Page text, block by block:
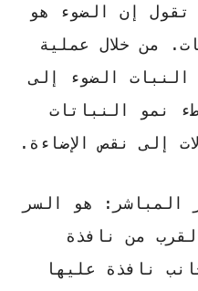
تقول إن
الضوء هو
. من خلال عملية
النبات الضوء إلى
نمو النباتات
المباشر:
هو السر
من نافذة
نافذة عليها